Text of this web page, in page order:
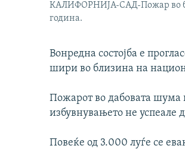
КАЛИФОРНИЈА-САД-Пожар во
година.
Вонредна состојба е
шири во близина на
Пожарот во дабовата шума
избувнувањето не успеале
Повеќе од 3.000 луѓе се